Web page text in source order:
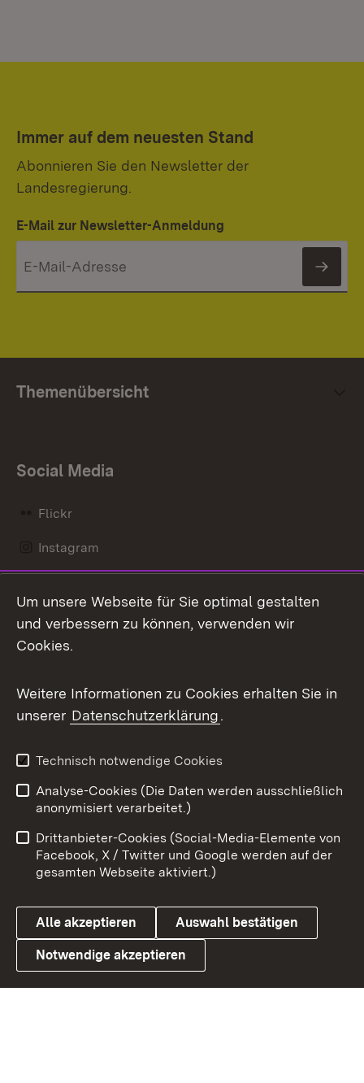
Immer auf dem neuesten Stand
Abonnieren Sie den Newsletter der
Landesregierung.
E-Mail zur Newsletter-Anmeldung
Themenübersicht
Social Media
Flickr
Instagram
Mastodon
Messenger
Social Wall
X / Twitter
Youtube
Link zum Landesportal
Benutzungshinweise
Barrierefreiheit
Datenschutz
Cookies
Um unsere Webseite für Sie optimal gestalten
und verbessern zu können, verwenden wir
Cookies.
Weitere Informationen zu Cookies erhalten Sie in
unserer Datenschutzerklärung.
Technisch notwendige Cookies
Analyse-Cookies (Die Daten werden ausschließlich
anonymisiert verarbeitet.)
Drittanbieter-Cookies (Social-Media-Elemente von
Facebook, X / Twitter und Google werden auf der
gesamten Webseite aktiviert.)
Alle akzeptieren Auswahl bestätigen
Notwendige akzeptieren